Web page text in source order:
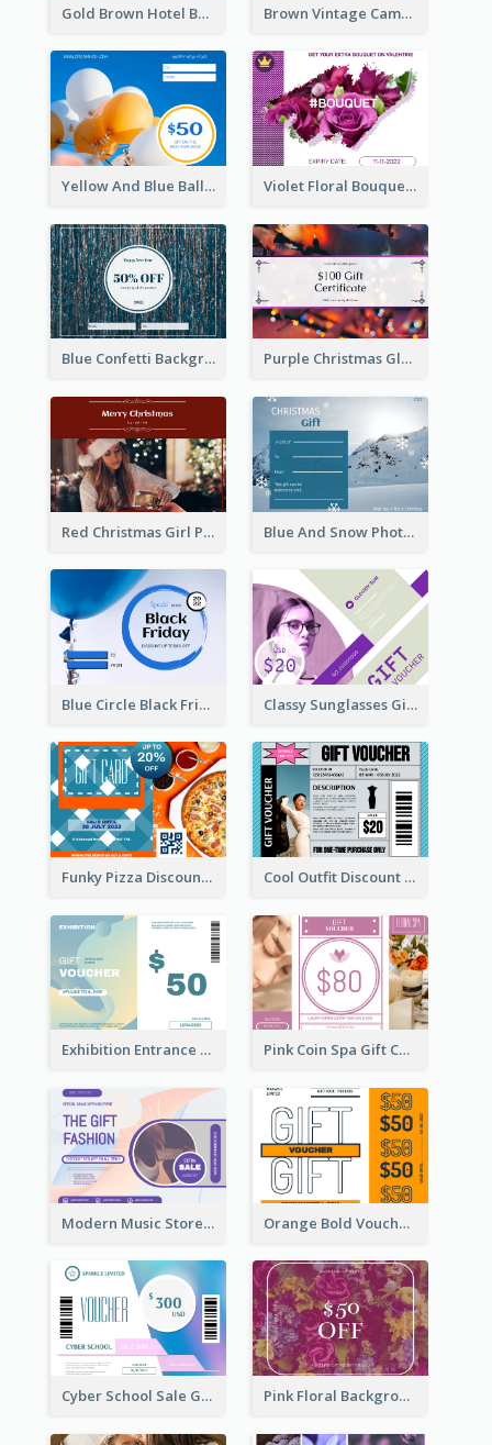
Gold Brown Hotel Booking Gift Card Brown Vintage Camera Sale Gift Card
Yellow And Blue Balloon Photo New Year Gift Card Violet Floral Bouquet Gift Card Design Ideas
Blue Confetti Background New Year Sale Gift Card Purple Christmas Glow Light Background Gift Card
Red Christmas Girl Photo Gift Card Blue And Snow Photo Christmas Gift Card
Blue Circle Black Friday Sale Gift Card Classy Sunglasses Gift Card
Funky Pizza Discount Voucher Gift Card Cool Outfit Discount Voucher Card Design
Exhibition Entrance Discount Gift Card Pink Coin Spa Gift Card
Modern Music Store Gift Card Orange Bold Voucher Gift Card
Cyber School Sale Gift Card Pink Floral Background Birthday Gift Card